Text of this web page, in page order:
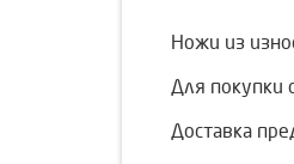
Ножи из
Для покупки
Доставка